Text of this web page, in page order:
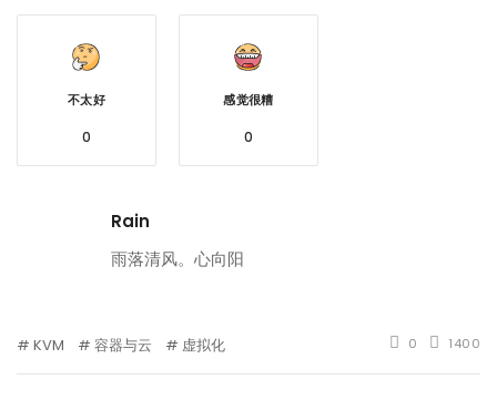
不太好
0
感觉很糟
0
Rain
雨落清风。心向阳
KVM 容器与云 虚拟化 0 1400